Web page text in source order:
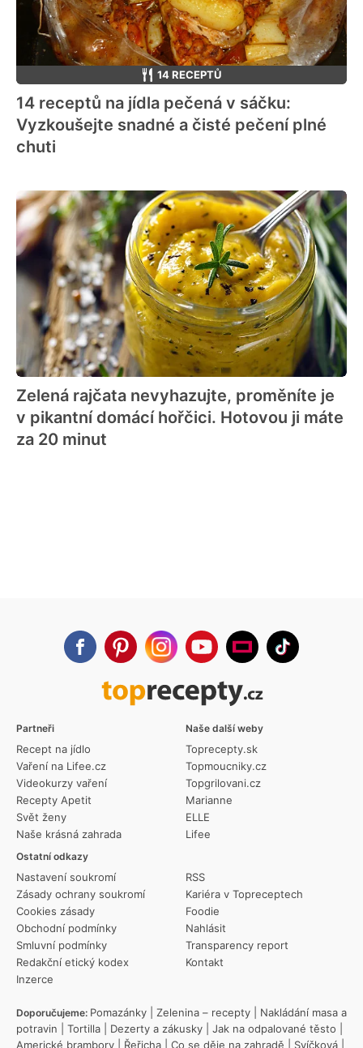
14 RECEPTŮ
14 receptů na jídla pečená v sáčku:
Vyzkoušejte snadné a čisté pečení plné
chuti
Zelená rajčata nevyhazujte, proměníte je
v pikantní domácí hořčici. Hotovou ji máte
za 20 minut
Partneři
Recept na jídlo
Vaření na Lifee.cz
Videokurzy vaření
Recepty Apetit
Svět ženy
Naše krásná zahrada
Ostatní odkazy
Nastavení soukromí
Zásady ochrany soukromí
Cookies zásady
Obchodní podmínky
Smluvní podmínky
Redakční etický kodex
Inzerce
RSS
Kariéra v Topreceptech
Foodie
Nahlásit
Transparency report
Kontakt
Naše další weby
Toprecepty.sk
Topmoucniky.cz
Topgrilovani.cz
Marianne
ELLE
Lifee
Doporučujeme: Pomazánky Zelenina – recepty
Nakládání masa a
potravin
Tortilla Dezerty a zákusky Jak na odpalované těsto
Americké brambory
Řeřicha Co se děje na zahradě Svíčková